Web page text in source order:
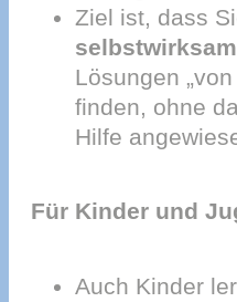
Ziel ist, dass
selbstwirksam
Lösungen
finden, ohne
Hilfe
Für Kinder und
Auch Kinder